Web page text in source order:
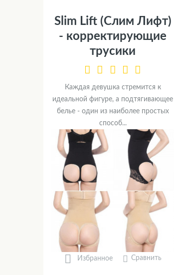
Slim Lift (Слим Лифт)
- корректирующие
трусики
Каждая девушка стремится к
идеальной фигуре, а подтягивающее
белье - один из наиболее простых
способ...
Избранное Сравнить